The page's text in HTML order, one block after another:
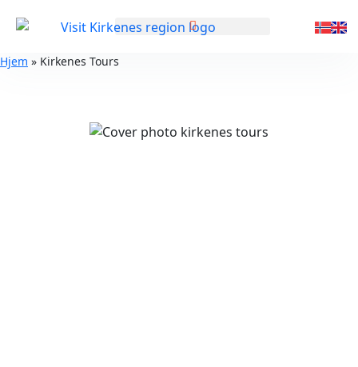
Hjem » Kirkenes Tours